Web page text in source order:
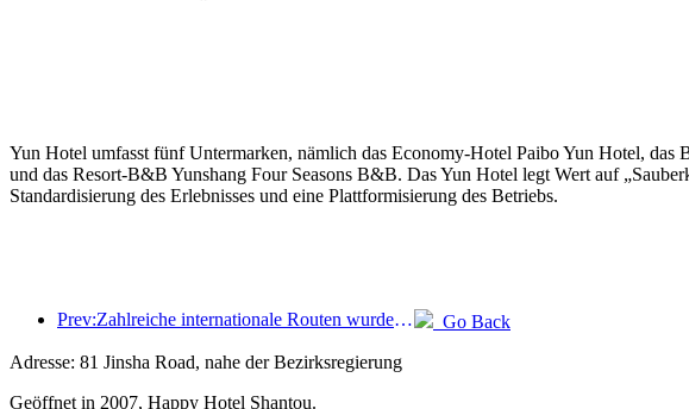
Yun Hotel umfasst fünf Untermarken, nämlich das Economy-Hotel Paibo Yun Hotel,
und das Resort-B&B Yunshang Four Seasons B&B. Das Yun Hotel legt Wert auf
Standardisierung des Erlebnisses und eine Plattformisierung des Betriebs.
Prev:Zahlreiche internationale Routen wurden kürzlich eröffnet und ausgebaut
Go Back
Adresse: 81 Jinsha Road, nahe der Bezirksregierung
Geöffnet in 2007, Happy Hotel Shantou.